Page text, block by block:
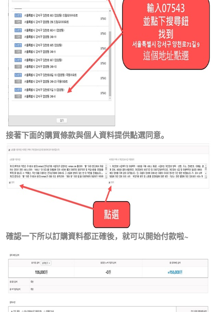
接著下面的購買條款與個人資料提供點選同意。
確認一下所以訂購資料都正確後，就可以開始付款啦~